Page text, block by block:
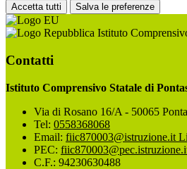
Accetta tutti Salva le preferenze
Istituto
Contatti
Istituto Comprensivo Statale di
Via di Rosano 16/A - 50065
Tel: 0558368068
Email: fiic870003@istruzione.it
PEC:
C.F.: 94230630488